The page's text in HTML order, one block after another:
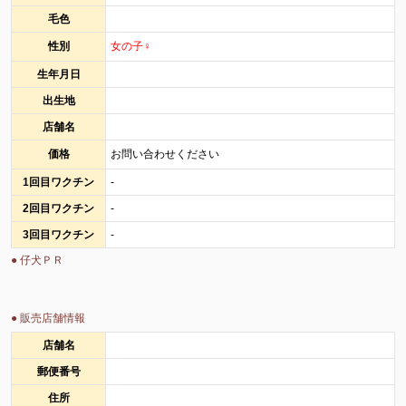
毛色
性別 女の子♀
生年月日
出生地
店舗名
価格 お問い合わせください
1回目ワクチン -
2回目ワクチン -
3回目ワクチン
-
● 仔犬ＰＲ
● 販売店舗情報
店舗名
郵便番号
住所